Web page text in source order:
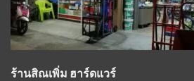
ร้านสิณเพิ่ม ฮาร์ดแวร์